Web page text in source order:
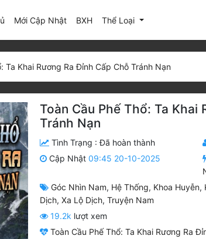
Mới Cập Nhật(current)
BXH Thể Loại
Ta Khai Rương Ra Đỉnh Cấp Chỗ Tránh Nạn
Toàn Cầu Phế Thổ: Ta Khai
Tránh Nạn
Tình Trạng :Đã hoàn thành
Cập Nhật 09:45 20-10-2025
Góc Nhìn Nam, Hệ Thống, Khoa Huyễn,
Dịch, Xa Lộ Dịch, Truyện Nam
19.2k lượt xem
Toàn Cầu Phế Thổ: Ta Khai Rương Ra